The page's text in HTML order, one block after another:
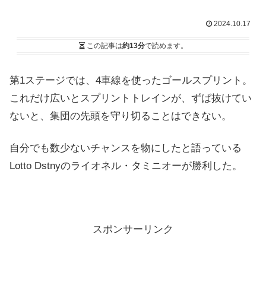
2024.10.17
この記事は約13分で読めます。
第1ステージでは、4車線を使ったゴールスプリント。
これだけ広いとスプリントトレインが、ずば抜けてい
ないと、集団の先頭を守り切ることはできない。
自分でも数少ないチャンスを物にしたと語っている
Lotto Dstnyのライオネル・タミニオーが勝利した。
スポンサーリンク